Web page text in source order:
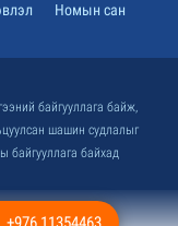
Номын сан
байгууллага байж,
шашин судлалыг
байгууллага байхад